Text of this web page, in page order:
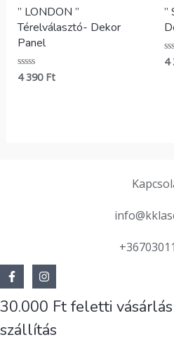
” LONDON ”
Térelválasztó- Dekor
Panel
Értékelés:
4 390 Ft
”
4
30.000 Ft feletti
szállítás